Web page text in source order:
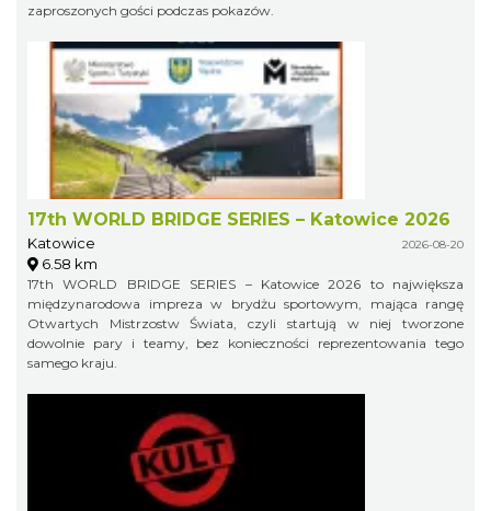
zaproszonych gości podczas pokazów.
17th WORLD BRIDGE SERIES – Katowice 2026
Katowice 2026-08-20
6.58 km
17th WORLD BRIDGE SERIES – Katowice 2026 to największa
międzynarodowa impreza w brydżu sportowym, mająca rangę
Otwartych Mistrzostw Świata, czyli startują w niej tworzone
dowolnie pary i teamy, bez konieczności reprezentowania tego
samego kraju.